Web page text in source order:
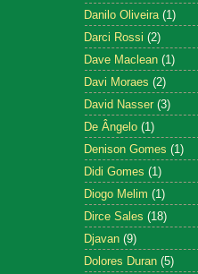
Danilo Oliveira (1)
Darci Rossi (2)
Dave Maclean (1)
Davi Moraes (2)
David Nasser (3)
De Ângelo (1)
Denison Gomes (1)
Didi Gomes (1)
Diogo Melim (1)
Dirce Sales (18)
Djavan (9)
Dolores Duran (5)